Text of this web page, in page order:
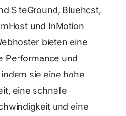
SiteGround, Bluehost,
und InMotion
bieten eine
Performance und
sie eine hohe
eine schnelle
und eine